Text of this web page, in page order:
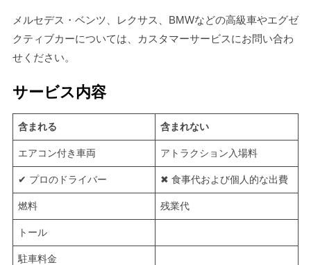
メルセデス・ベンツ、レクサス、BMWなどの高級車やエグゼ
クティブカーについては、カスタマーサービスにお問い合わ
せください。
サービス内容
含まれる 含まれない
エアコン付き車両 アトラクション入場料
✔ プロのドライバー ✖ 食事代および個人的な出費
燃料 残業代
トール
駐車料金